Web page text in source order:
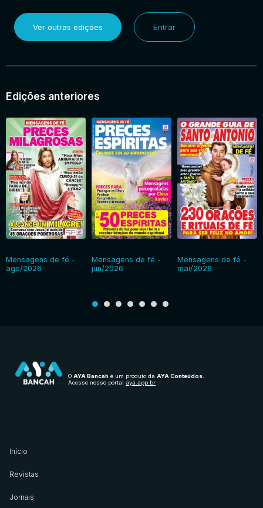
Ver outras edições Entrar
Edições anteriores
Mensagens de fé -
ago/2026
Mensagens de fé -
jun/2026
Mensagens de fé -
mai/2026
O AYA Bancah é um produto da AYA Conteúdos.
Acesse nosso portal aya.app.br
Início
Revistas
Jornais